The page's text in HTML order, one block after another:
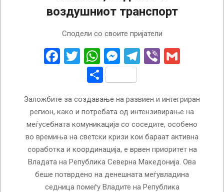
воздушниот транспорт
Сподели со своите пријатели
Facebook
Twitter
WhatsApp
Messenger
Telegram
Viber
Share
Заложбите за создавање на развиен и интегриран
регион, како и потребата од интензивирање на
меѓусебната комуникација со соседите, особено
во времиња на светски кризи кои бараат активна
соработка и координација, е врвен приоритет на
Владата на Република Северна Македонија. Ова
беше потврдено на денешната меѓувладина
седница помеѓу Владите на Република